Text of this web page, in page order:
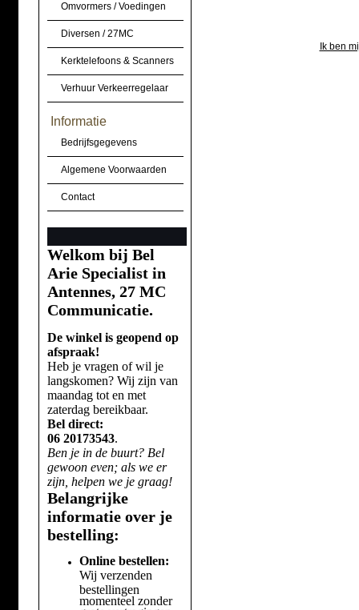
Omvormers / Voedingen
Diversen / 27MC
Kerktelefoons & Scanners
Verhuur Verkeerregelaar
Informatie
Bedrijfsgegevens
Algemene Voorwaarden
Contact
Welkom bij Bel
Arie Specialist in
Antennes, 27 MC
Communicatie.
De winkel is geopend op
afspraak!
Heb je vragen of wil je
langskomen? Wij zijn van
maandag tot en met
zaterdag bereikbaar.
Bel direct:
06 20173543.
Ben je in de buurt? Bel
gewoon even; als we er
zijn, helpen we je graag!
Belangrijke
informatie over je
bestelling:
Online bestellen:
Wij verzenden
bestellingen
momenteel zonder
Ik ben